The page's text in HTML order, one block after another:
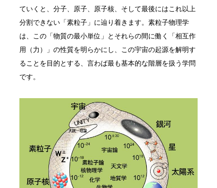
ていくと、分子、原子、原子核、そして最後にはこれ以上
分割できない「素粒子」に辿り着きます。素粒子物理学
は、この「物質の最小単位」とそれらの間に働く「相互作
用（力）」の性質を明らかにし、この宇宙の起源を解明す
ることを目的とする、言わば最も基本的な階層を扱う学問
です。